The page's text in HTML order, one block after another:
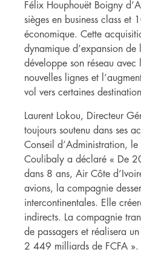
Félix Houphouët Boigny
sièges en business class et
économique. Cette
dynamique d’expansion
développe son réseau avec
nouvelles lignes et
vol vers certaines
Laurent Lokou, Directeur
toujours soutenu dans ses
Conseil d’Administration,
Coulibaly a déclaré « De
dans 8 ans, Air Côte
avions, la compagnie
intercontinentales. Elle
indirects. La compagnie
de passagers et réalisera
2 449 milliards de FCFA ».